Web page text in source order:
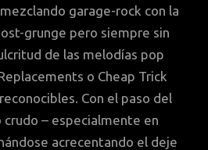
garage-rock con la
grunge pero siempre sin
de las melodías pop
o Cheap Trick
Con el paso del
– especialmente en
acrecentando el deje